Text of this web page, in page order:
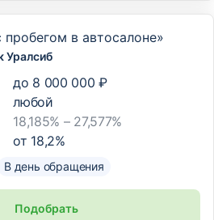
в автосалоне»
Уралсиб
до 8 000 000 ₽
любой
18,185% – 27,577%
от 18,2%
В день обращения
Подобрать